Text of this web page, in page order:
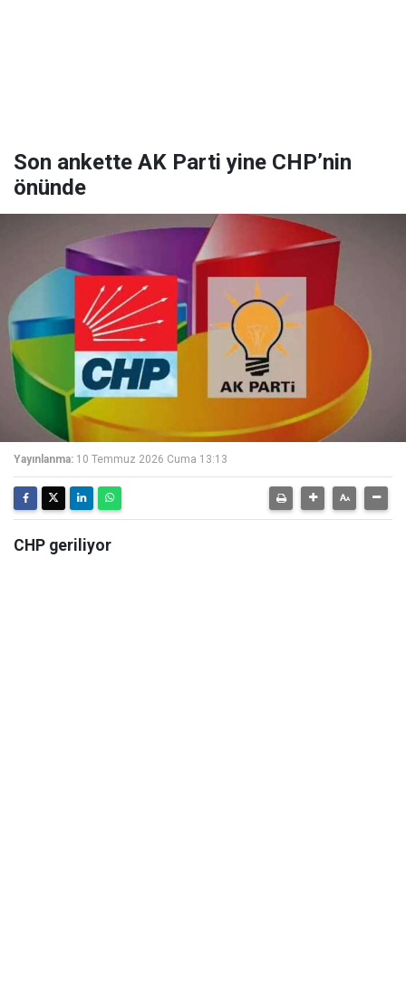
Son ankette AK Parti yine CHP’nin
önünde
Yayınlanma: 10 Temmuz 2026 Cuma 13:13
CHP geriliyor